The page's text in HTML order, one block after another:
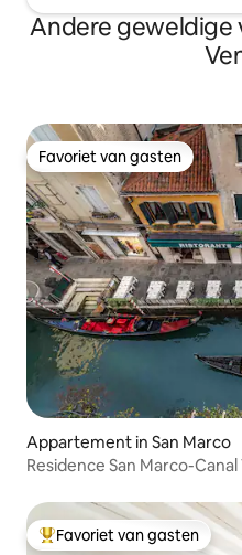
Andere geweldige
Favoriet van gasten
Favoriet van gasten
Appartement in San Marco
Residence San Marco-
Topfavoriet van gasten
Favoriet van gasten